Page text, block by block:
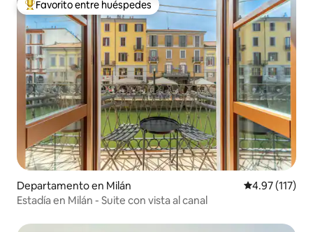
De los mejores en Favorito entre huéspedes
Favorito entre huéspedes
Departamento en Milán Calificación
4.97 (117)
Estadía en Milán - Suite con vista al canal